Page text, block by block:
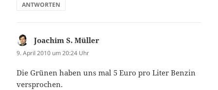
ANTWORTEN
Joachim S. Müller
9. April 2010 um 20:24 Uhr
Die Grünen haben uns mal 5 Euro pro Liter Benzin
versprochen.